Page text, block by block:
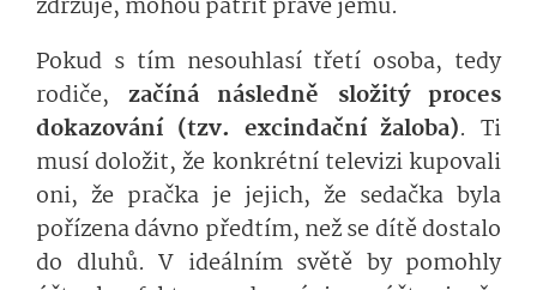
zdržuje, mohou patřit právě jemu.
Pokud s tím nesouhlasí třetí osoba, tedy
rodiče, začíná následně složitý proces
dokazování (tzv. excindační žaloba). Ti
musí doložit, že konkrétní televizi kupovali
oni, že pračka je jejich, že sedačka byla
pořízena dávno předtím, než se dítě dostalo
do dluhů. V ideálním světě by pomohly